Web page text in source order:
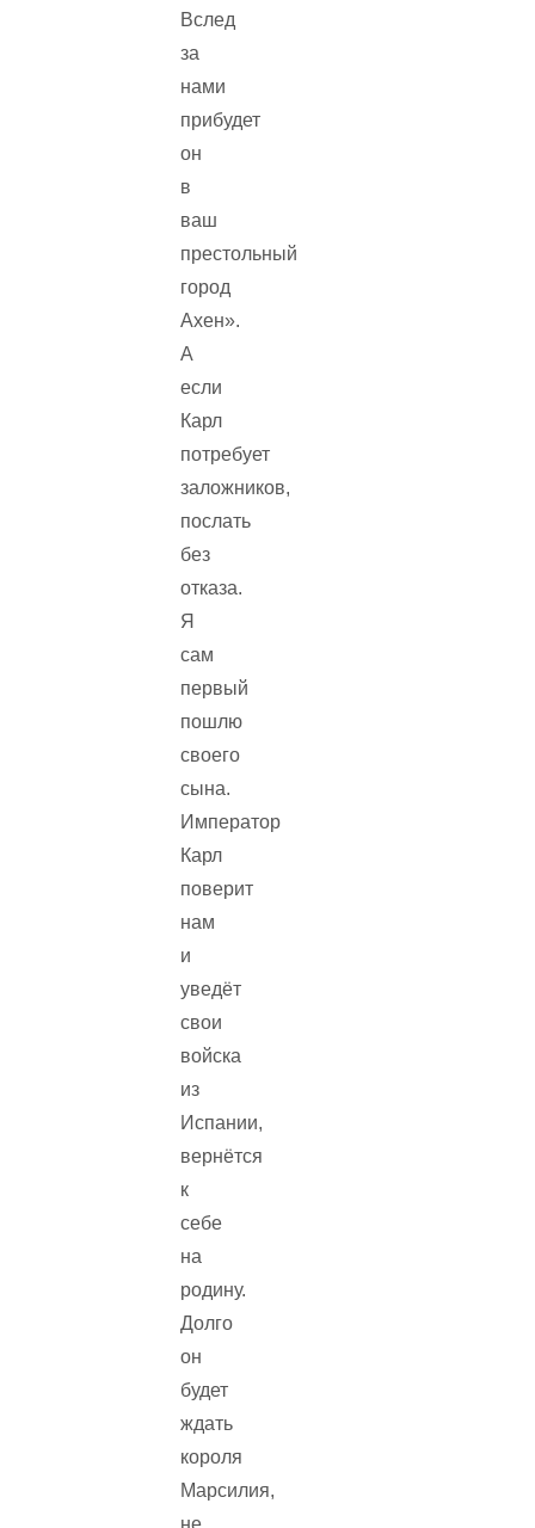
Вслед
за
нами
прибудет
он
в
ваш
престольный
город
Ахен».
А
если
Карл
потребует
заложников,
послать
без
отказа.
Я
сам
первый
пошлю
своего
сына.
Император
Карл
поверит
нам
и
уведёт
свои
войска
из
Испании,
вернётся
к
себе
на
родину.
Долго
он
будет
ждать
короля
Марсилия,